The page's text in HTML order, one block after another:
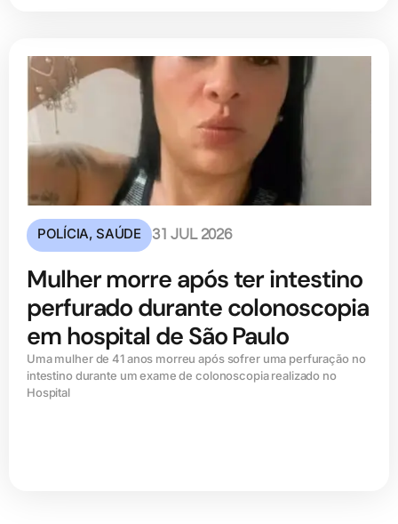
POLÍCIA,SAÚDE 31 JUL 2026
Mulher morre após ter intestino
perfurado durante colonoscopia
em hospital de São Paulo
Uma mulher de 41 anos morreu após sofrer uma perfuração no
intestino durante um exame de colonoscopia realizado no
Hospital